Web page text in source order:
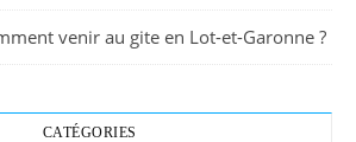
venir au gite en Lot-et-Garonne ?
CATÉGORIES